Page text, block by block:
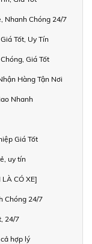
Nhanh Chóng 24/7
Tốt, Uy Tín
Giá Tốt
Hàng Tận Nơi
Nhanh
Giá Tốt
uy tín
CÓ XE]
Chóng 24/7
24/7
hợp lý